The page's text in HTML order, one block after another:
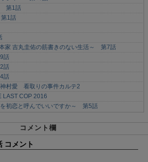
第1話
1話
家 吉丸圭佑の筋書きのない生活～ 第7話
話
話
話
村愛 看取りの事件カルテ2
LAST COP 2016
初恋と呼んでいいですか～ 第5話
コメント欄
コメント